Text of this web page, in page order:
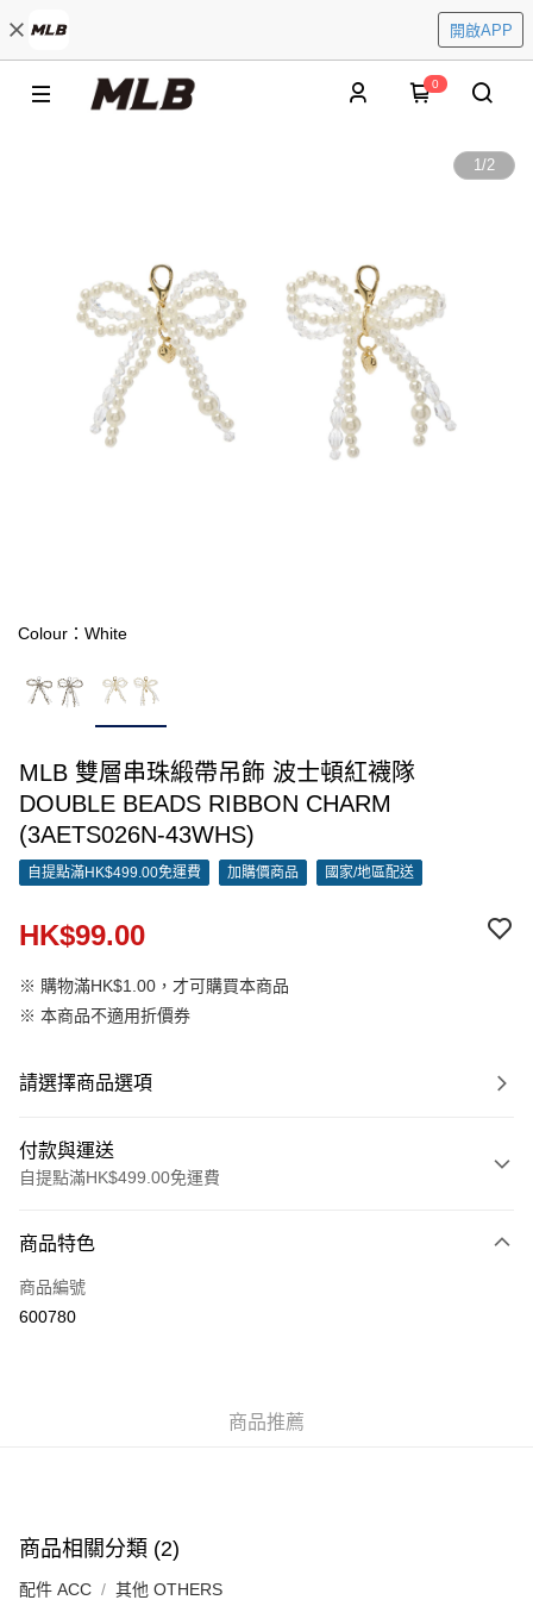
開啟APP
0
1/2
Colour：White
MLB 雙層串珠緞帶吊飾 波士頓紅襪隊
DOUBLE BEADS RIBBON CHARM
(3AETS026N-43WHS)
自提點滿HK$499.00免運費 加購價商品 國家/地區配送
HK$99.00
※ 購物滿HK$1.00，才可購買本商品
※ 本商品不適用折價券
請選擇商品選項
付款與運送
自提點滿HK$499.00免運費
信用卡
Apple Pay
每筆HK$50.00，滿HK$499.00或以上免運費
商品特色
商品編號
600780
商品推薦
商品相關分類 (2)
配件 ACC 其他 OTHERS